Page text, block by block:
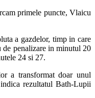
primele puncte, Vlaicu
a gazdelor, timp in care
de penalizare in minutul 20
24 si 27.
a transformat doar unul
rezultatul Bath-Lupii